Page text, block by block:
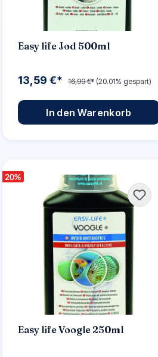
Easy life Jod 500ml
13,59 €* 16,99 €* (20.01% gespart)
In den Warenkorb
20%
Easy life Voogle 250ml